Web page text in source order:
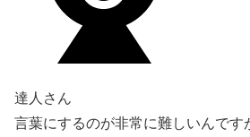
達人さん
言葉にするのが非常に難しいんです